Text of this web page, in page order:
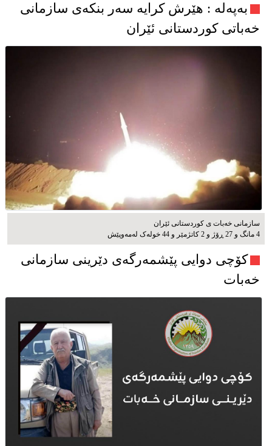
به‌په‌له‌ : هێرش کرایە سەر بنکەی سازمانی
خەباتی کوردستانی ئێران
سازمانی خەبات ی کوردستانی ئێران
4 مانگ و 27 ڕۆژ و 2 کاتژمێر و 44 خوله‌ک له‌مه‌وپێش‌
کۆچی دوایی پێشمەرگەی دێرینی سازمانی
خەبات